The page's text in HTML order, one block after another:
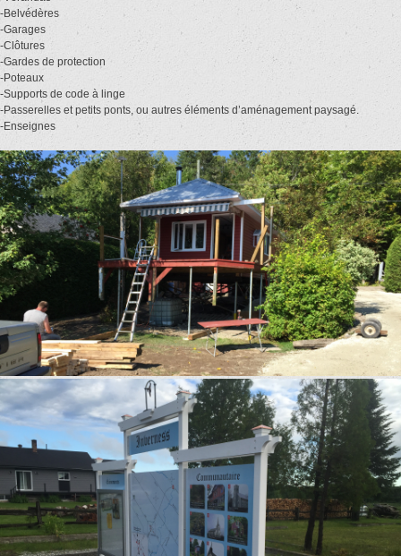
-Belvédères
-Garages
-Clôtures
-Gardes de protection
-Poteaux
-Supports de code à linge
-Passerelles et petits ponts, ou autres éléments d’aménagement paysagé.
-Enseignes